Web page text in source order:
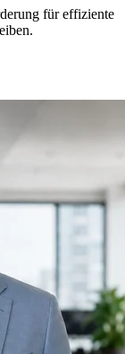
für effiziente